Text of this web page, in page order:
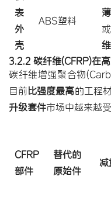
表
外
壳
ABS塑料
或
维
3.2.2 碳纤维(CFRP)在
碳纤维增强聚合物
目前比强度最高的工程
升级套件市场中越来越受
CFRP
部件
替代的
原始件
减